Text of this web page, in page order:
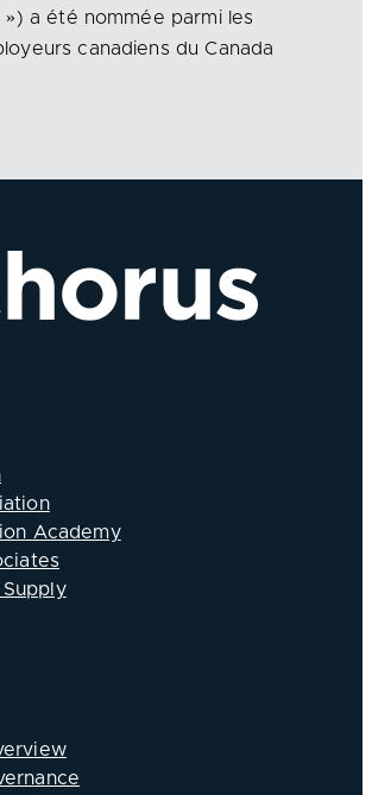
») a été nommée parmi les
canadiens du Canada
Academy